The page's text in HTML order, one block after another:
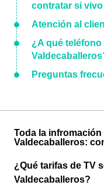
contratar si
Atención al
¿A qué teléfono
Preguntas
Toda la infromación
Valdecaballeros:
¿Qué tarifas de TV
Valdecaballeros?